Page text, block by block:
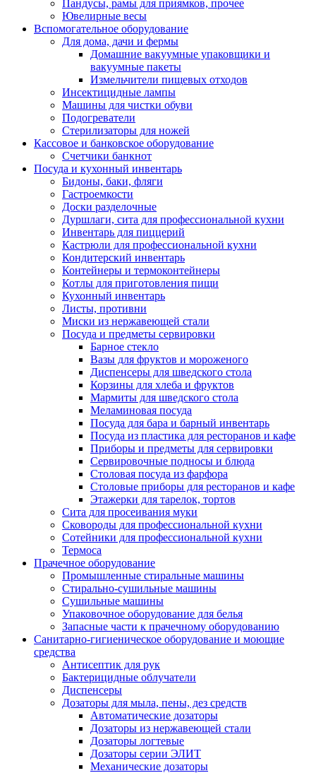
Пандусы, рамы для приямков, прочее
Ювелирные весы
Вспомогательное оборудование
Для дома, дачи и фермы
Домашние вакуумные упаковщики и
вакуумные пакеты
Измельчители пищевых отходов
Инсектицидные лампы
Машины для чистки обуви
Подогреватели
Стерилизаторы для ножей
Кассовое и банковское оборудование
Счетчики банкнот
Посуда и кухонный инвентарь
Бидоны, баки, фляги
Гастроемкости
Доски разделочные
Дуршлаги, сита для профессиональной кухни
Инвентарь для пиццерий
Кастрюли для профессиональной кухни
Кондитерский инвентарь
Контейнеры и термоконтейнеры
Котлы для приготовления пищи
Кухонный инвентарь
Листы, противни
Миски из нержавеющей стали
Посуда и предметы сервировки
Барное стекло
Вазы для фруктов и мороженого
Диспенсеры для шведского стола
Корзины для хлеба и фруктов
Мармиты для шведского стола
Меламиновая посуда
Посуда для бара и барный инвентарь
Посуда из пластика для ресторанов и кафе
Приборы и предметы для сервировки
Сервировочные подносы и блюда
Столовая посуда из фарфора
Столовые приборы для ресторанов и кафе
Этажерки для тарелок, тортов
Сита для просеивания муки
Сковороды для профессиональной кухни
Сотейники для профессиональной кухни
Термоса
Прачечное оборудование
Промышленные стиральные машины
Стирально-сушильные машины
Сушильные машины
Упаковочное оборудование для белья
Запасные части к прачечному оборудованию
Санитарно-гигиеническое оборудование и моющие
средства
Антисептик для рук
Бактерицидные облучатели
Диспенсеры
Дозаторы для мыла, пены, дез средств
Автоматические дозаторы
Дозаторы из нержавеющей стали
Дозаторы логтевые
Дозаторы серии ЭЛИТ
Механические дозаторы